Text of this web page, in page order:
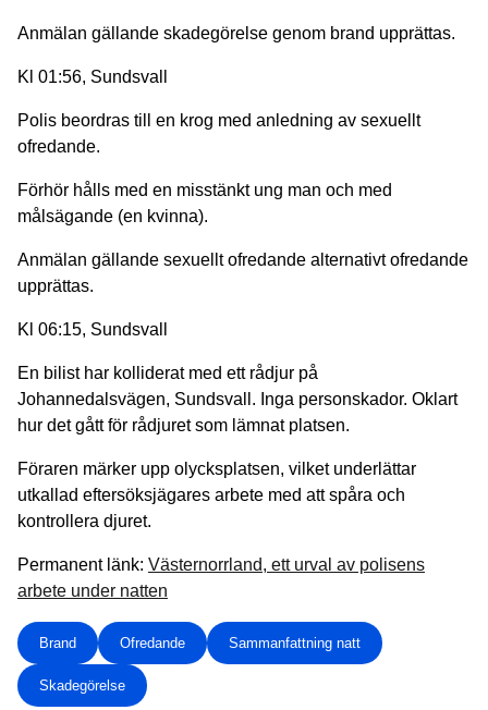
Anmälan gällande skadegörelse genom brand upprättas.
Kl 01:56, Sundsvall
Polis beordras till en krog med anledning av sexuellt
ofredande.
Förhör hålls med en misstänkt ung man och med
målsägande (en kvinna).
Anmälan gällande sexuellt ofredande alternativt ofredande
upprättas.
Kl 06:15, Sundsvall
En bilist har kolliderat med ett rådjur på
Johannedalsvägen, Sundsvall. Inga personskador. Oklart
hur det gått för rådjuret som lämnat platsen.
Föraren märker upp olycksplatsen, vilket underlättar
utkallad eftersöksjägares arbete med att spåra och
kontrollera djuret.
Permanent länk: Västernorrland, ett urval av polisens
arbete under natten
Brand Ofredande Sammanfattning natt
Skadegörelse